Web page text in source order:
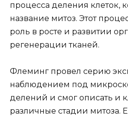
процесса деления клеток,
название митоз. Этот
роль в росте и развитии
регенерации тканей.
Флеминг провел серию
наблюдением под
делений и смог описать и
различные стадии митоза.